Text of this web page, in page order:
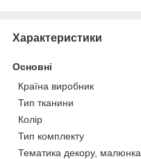
Характеристики
Основні
Країна виробник
Тип тканини
Колір
Тип комплекту
Тематика декору, малюнка